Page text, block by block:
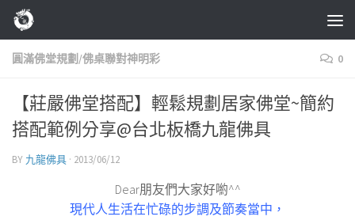
Skip to content
圓滿佛堂規劃/佛桌聯對神明彩 0
【莊嚴佛堂搭配】輕鬆規劃居家佛堂~簡約
搭配範例分享@台北板橋九龍佛具
BY 九龍佛具 · 2013/06/12
Dear朋友們大家好喲^^
現代人生活在忙碌的步調及節奏當中，